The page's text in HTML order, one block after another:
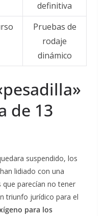
definitiva
Pruebas de
rodaje
dinámico
de 13
suspendido, los
lidiado con una
parecían no tener
triunfo jurídico para el
para los